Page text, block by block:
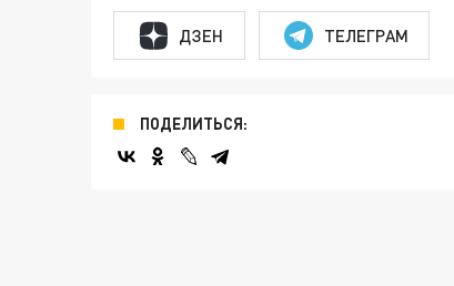
ДЗЕН ТЕЛЕГРАМ
ПОДЕЛИТЬСЯ: